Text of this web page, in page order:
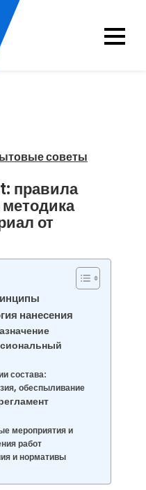
советы
правила
от
нанесения
состава:
обеспыливание
мероприятия и
работ
и нормативы